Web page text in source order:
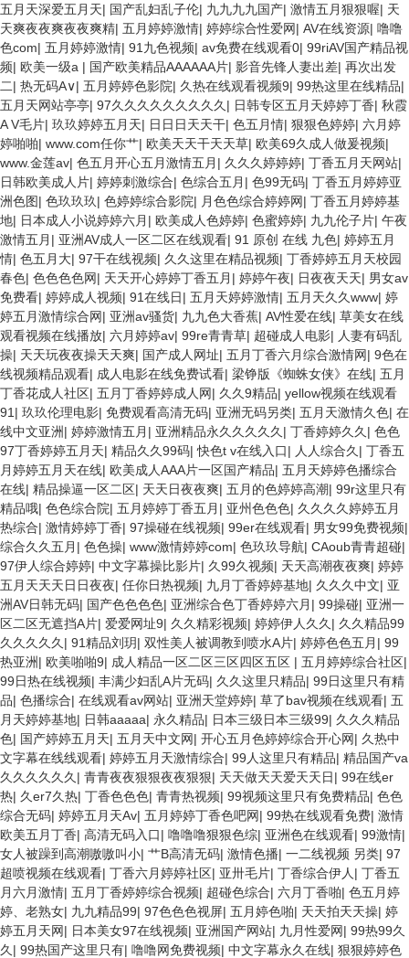
五月天深爱五月天| 国产乱妇乱子伦| 九九九九国产| 激情五月狠狠喔| 天
天爽夜夜爽夜夜爽精| 五月婷婷激情| 婷婷综合性爱网| AV在线资源| 噜噜
色com| 五月婷婷激情| 91九色视频| av免费在线观看0| 99riAV国产精品视
频| 欧美一级a | 国产欧美精品AAAAAA片| 影音先锋人妻出差| 再次出发
二| 热无码A∨| 五月婷婷色影院| 久热在线观看视频9| 99热这里在线精品|
五月天网站亭亭| 97久久久久久久久久久 | 日韩专区五月天婷婷丁香| 秋霞
A V毛片| 玖玖婷婷五月天| 日日日天天干| 色五月情| 狠狠色婷婷| 六月婷
婷啪啪| www.com任你艹| 欧美天天干天天草| 欧美69久成人做爰视频|
www.金莲av| 色五月开心五月激情五月 | 久久久婷婷婷| 丁香五月天网站|
日韩欧美成人片| 婷婷刺激综合| 色综合五月 | 色99无码| 丁香五月婷婷亚
洲色图| 色玖玖玖| 色婷婷综合影院| 月色色综合婷婷网| 丁香五月婷婷基
地| 日本成人小说婷婷六月 | 欧美成人色婷婷| 色蜜婷婷| 九九伦子片| 午夜
激情五月 | 亚洲AV成人一区二区在线观看| 91 原创 在线 九色| 婷婷五月
情| 色五月大| 97干在线视频| 久久这里在精品视频| 丁香婷婷五月天校园
春色| 色色色色网| 天天开心婷婷丁香五月 | 婷婷午夜| 日夜夜天天| 男女av
免费看| 婷婷成人视频| 91在线日| 五月天婷婷激情| 五月天久久www| 婷
婷五月激情综合网| 亚洲av骚货| 九九色大香蕉| AV性爱在线| 草美女在线
观看视频在线播放| 六月婷婷av| 99re青青草| 超碰成人电影| 人妻有码乱
操| 天天玩夜夜操天天爽| 国产成人网址| 五月丁香六月综合激情网| 9色在
线视频精品观看| 成人电影在线免费试看| 梁铮版《蜘蛛女侠》在线| 五月
丁香花成人社区| 五月丁香婷婷成人网| 久久9精品| yellow视频在线观看
91 | 玖玖伦理电影| 免费观看高清无码| 亚洲无码另类| 五月天激情久色| 在
线中文亚洲| 婷婷激情五月 | 亚洲精品永久久久久久 | 丁香婷婷久久 | 色色
97丁香婷婷五月天| 精品久久99码|快色t v在线入口| 人人综合久 | 丁香五
月婷婷五月天在线| 欧美成人AAA片一区国产精品| 五月天婷婷色播综合
在线| 精品操逼一区二区| 天天日夜夜爽| 五月的色婷婷高潮| 99r这里只有
精品哦| 色色综合院| 五月婷婷丁香五月 | 亚州色色色| 久久久久婷婷五月
热综合| 激情婷婷丁香| 97操碰在线视频| 99er在线观看| 男女99免费视频|
综合久久五月 | 色色操| www激情婷婷com| 色玖玖导航| CAoub青青超碰|
97伊人综合婷婷| 中文字幕操比影片| 久99久视频| 天天高潮夜夜爽| 婷婷
五月天天天日日夜夜| 任你日热视频| 九月丁香婷婷基地| 久久久中文| 亚
洲AV日韩无码| 国产色色色色| 亚洲综合色丁香婷婷六月 | 99操碰| 亚洲一
区二区无遮挡A片| 爱爱网址9| 久久精彩视频| 婷婷伊人久久 | 久久精品99
久久久久久 | 91精品刘玥| 双性美人被调教到喷水A片| 婷婷色色五月 | 99
热亚洲| 欧美啪啪9| 成人精品一区二区三区四区五区 | 五月婷婷综合社区|
99日热在线视频| 丰满少妇乱A片无码| 久久这里只精品| 99日这里只有精
品| 色播综合| 在线观看av网站| 亚洲天堂婷婷| 草了bav视频在线观看| 五
月天婷婷基地| 日韩aaaaa| 永久精品| 日本三级日本三级99| 久久久精品
色| 国产婷婷五月天| 五月天中文网| 开心五月色婷婷综合开心网| 久热中
文字幕在线线观看| 婷婷五月天激情综合| 99人这里只有精品| 精品国产va
久久久久久久 | 青青夜夜狠狠夜夜狠狠| 天天做天天爱天天日| 99在线er
热| 久er7久热| 丁香色色色| 青青热视频| 99视频这里只有免费精品| 色色
综合无码| 婷婷五月天Av| 五月婷婷丁香色吧网| 99热在线观看免费| 激情
欧美五月丁香| 高清无码入口| 噜噜噜狠狠色综| 亚洲色在线观看| 99激情|
女人被躁到高潮嗷嗷叫小| 艹B高清无码| 激情色播| 一二线视频 另类| 97
超喷视频在线观看| 丁香六月婷婷社区| 亚卅毛片| 丁香综合伊人 | 丁香五
月六月激情| 五月丁香婷婷综合视频| 超碰色综合| 六月丁香啪| 色五月婷
婷、老熟女| 九九精品99| 97色色色视屏| 五月婷色啪| 天天拍天天操| 婷
婷五月天网| 日本美女97在线视频| 亚洲国产网站| 九月性爱网| 99热99久
久 | 99热国产这里只有| 噜噜网免费视频| 中文字幕永久在线| 狠狠婷婷色